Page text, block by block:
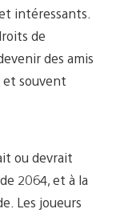
intéressants.
de
des amis
et souvent
ou devrait
2064, et à la
Les joueurs